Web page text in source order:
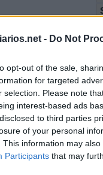
- Do Not
opt-out of the sale,
for targeted
selection. Please note
interest-based ads
to third parties
of your personal
This information may
Participants that may
francês: